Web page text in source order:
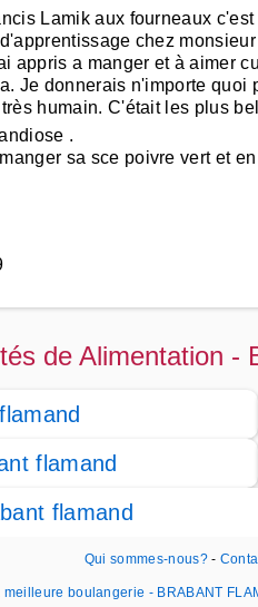
Lamik aux fourneaux
chez
appris a manger et à aimer
Je donnerais n'importe
humain. C'était les plus
.
sa sce poivre vert et
de Alimentation -
flamand
flamand
Qui sommes-nous?-
meilleure boulangerie - BRABANT